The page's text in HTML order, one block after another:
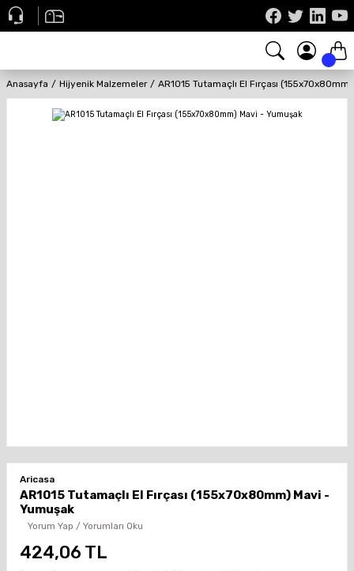
Anasayfa Hijyenik Malzemeler AR1015 Tutamaçlı El Fırçası
Aricasa
AR1015 Tutamaçlı El Fırçası (155x70x80mm) Mavi -
Yumuşak
Yorum Yap / Yorumları Oku
424,06 TL